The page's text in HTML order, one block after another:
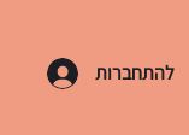
להתחברות